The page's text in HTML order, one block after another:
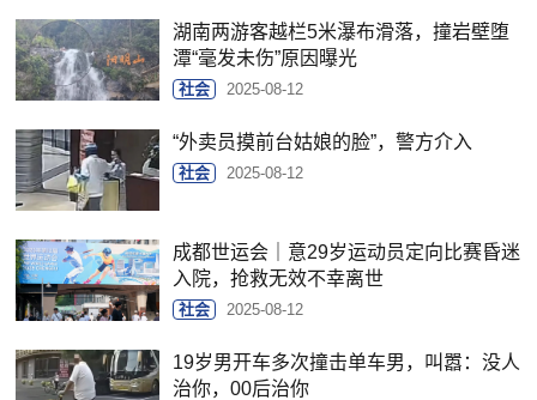
湖南两游客越栏5米瀑布滑落，撞岩壁堕
潭“毫发未伤”原因曝光
社会 2025-08-12
“外卖员摸前台姑娘的脸”，警方介入
社会 2025-08-12
成都世运会｜意29岁运动员定向比赛昏迷
入院，抢救无效不幸离世
社会 2025-08-12
19岁男开车多次撞击单车男，叫嚣：没人
治你，00后治你